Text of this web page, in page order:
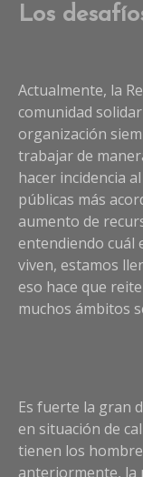
Los
Actualmente, la
comunidad
organización
trabajar de
hacer incidencia
públicas más
aumento de
entendiendo cuál
viven, estamos
eso hace que
muchos ámbitos
Es fuerte la gran
en situación de
tienen los
anteriormente, la